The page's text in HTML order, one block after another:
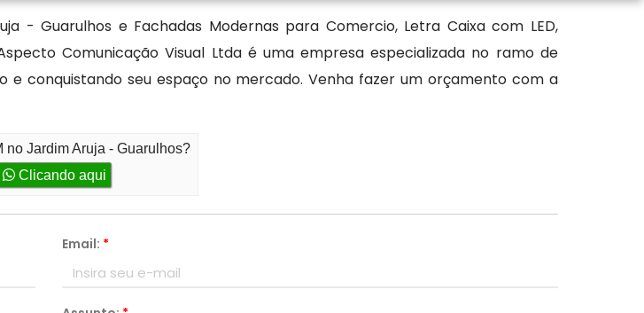
- Guarulhos e Fachadas Modernas para Comercio, Letra Caixa com LED,
Comunicação Visual Ltda é uma empresa especializada no ramo de
e conquistando seu espaço no mercado. Venha fazer um orçamento com a
no Jardim Aruja - Guarulhos?
Clicando aqui
Email: *